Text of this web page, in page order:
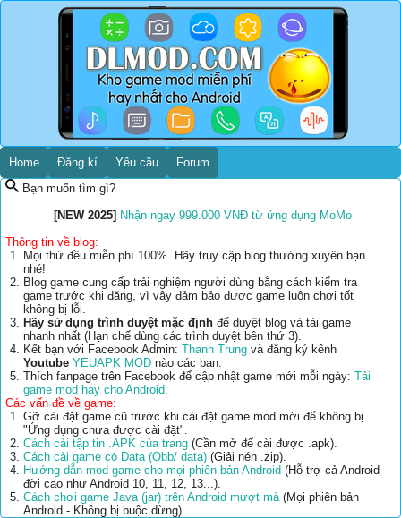
Home Đăng kí Yêu cầu
Forum
Bạn muốn tìm gì?
[NEW 2025] Nhận ngay 999.000 VNĐ từ ứng dụng MoMo
Thông tin về blog:
Mọi thứ đều miễn phí 100%. Hãy truy cập blog thường xuyên bạn
nhé!
Blog game cung cấp trải nghiệm người dùng bằng cách kiểm tra
game trước khi đăng, vì vậy đảm bảo được game luôn chơi tốt
không bị lỗi.
Hãy sử dụng trình duyệt mặc định để duyệt blog và tải game
nhanh nhất (Hạn chế dùng các trình duyệt bên thứ 3).
Kết bạn với Facebook Admin: Thanh Trung và đăng ký kênh
Youtube YEUAPK MOD nào các bạn.
Thích fanpage trên Facebook để cập nhật game mới mỗi ngày: Tải
game mod hay cho Android.
Các vấn đề về game:
Gỡ cài đặt game cũ trước khi cài đặt game mod mới để không bị
"Ứng dụng chưa được cài đặt".
Cách cài tập tin .APK của trang (Cần mở để cài được .apk).
Cách cài game có Data (Obb/ data) (Giải nén .zip).
Hướng dẫn mod game cho mọi phiên bản Android (Hỗ trợ cả Android
đời cao như Android 10, 11, 12, 13...).
Cách chơi game Java (jar) trên Android mượt mà(Mọi phiên bản
Android - Không bị buộc dừng).